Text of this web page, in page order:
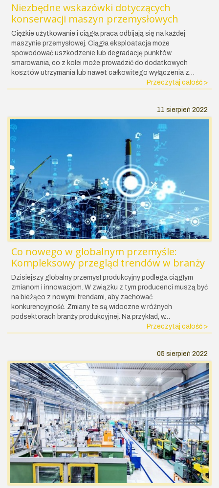
Niezbędne wskazówki dotyczących
konserwacji maszyn przemysłowych
Ciężkie użytkowanie i ciągła praca odbijają się na każdej
maszynie przemysłowej. Ciągła eksploatacja może
spowodować uszkodzenie lub degradację punktów
smarowania, co z kolei może prowadzić do dodatkowych
kosztów utrzymania lub nawet całkowitego wyłączenia z…
Przeczytaj całość >
11 sierpień 2022
Co nowego w globalnym przemyśle:
Kompleksowy przegląd trendów w branży
Dzisiejszy globalny przemysł produkcyjny podlega ciągłym
zmianom i innowacjom. W związku z tym producenci muszą być
na bieżąco z nowymi trendami, aby zachować
konkurencyjność. Zmiany te są widoczne w różnych
podsektorach branży produkcyjnej. Na przykład, w…
Przeczytaj całość >
05 sierpień 2022